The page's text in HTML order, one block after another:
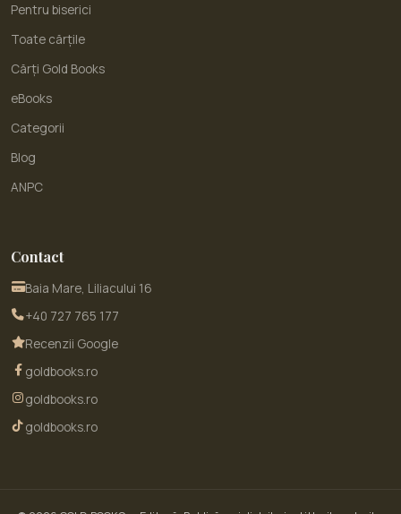
Pentru biserici
Toate cărțile
Cărți Gold Books
eBooks
Categorii
Blog
ANPC
Contact
Baia Mare, Liliacului 16
+40 727 765 177
Recenzii Google
goldbooks.ro
goldbooks.ro
goldbooks.ro